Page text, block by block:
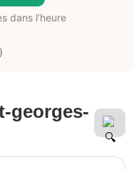
dans l’heure
georges-